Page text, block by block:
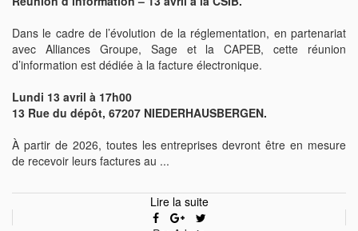
Dans le cadre de l’évolution de la réglementation, en partenariat
avec Alliances Groupe, Sage et la CAPEB, cette réunion
d’information est dédiée à la facture électronique.
Lundi 13 avril à 17h00
13 Rue du dépôt, 67207 NIEDERHAUSBERGEN.
À partir de 2026, toutes les entreprises devront être en mesure
de recevoir leurs factures au ...
Lire la suite